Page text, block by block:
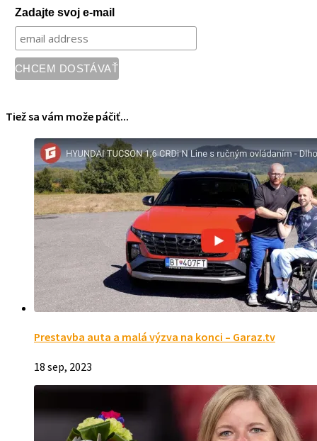
Zadajte svoj e-mail
Tiež sa vám može páčiť...
Prestavba auta a malá výzva na konci – Garaz.tv
18 sep, 2023